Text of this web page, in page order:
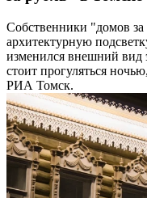
Собственники "домов
архитектурную
изменился внешний вид
стоит прогуляться
РИА Томск.